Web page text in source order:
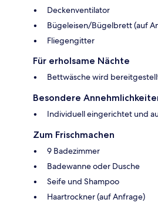
Deckenventilator
Bügeleisen/Bügelbrett (auf
Fliegengitter
Für erholsame Nächte
Bettwäsche wird
Besondere
Individuell eingerichtet und
Zum Frischmachen
9 Badezimmer
Badewanne oder Dusche
Seife und Shampoo
Haartrockner (auf Anfrage)